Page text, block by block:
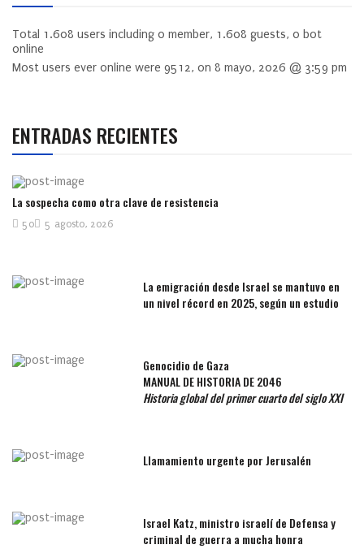
Total 1.608 users including 0 member, 1.608 guests, 0 bot
online
Most users ever online were 9512, on 8 mayo, 2026 @ 3:59 pm
ENTRADAS RECIENTES
La sospecha como otra clave de resistencia
5 agosto, 2026
50
La emigración desde Israel se mantuvo en
un nivel récord en 2025, según un estudio
Genocidio de Gaza
MANUAL DE HISTORIA DE 2046
Historia global del primer cuarto del siglo XXI
Llamamiento urgente por Jerusalén
Israel Katz, ministro israelí de Defensa y
criminal de guerra a mucha honra